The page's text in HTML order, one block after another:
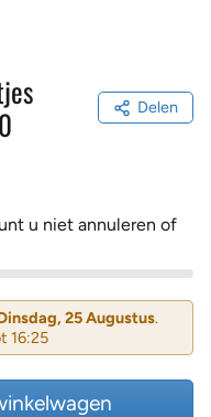
Delen
u niet annuleren of
25 Augustus.
16:25